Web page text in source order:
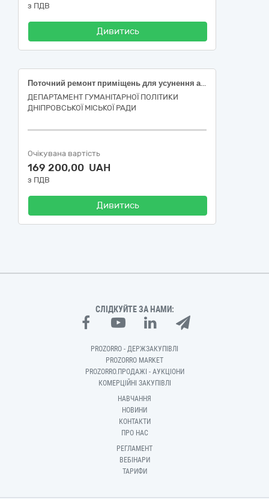
з ПДВ
Дивитись
Поточний ремонт приміщень для усунення аварії в будівлі Дніпровської гімназії № 77 Дніпровської міської ради за адресою: м. Дніпро, вул. Оксанченка Олександра, 29
ДЕПАРТАМЕНТ ГУМАНІТАРНОЇ ПОЛІТИКИ
ДНІПРОВСЬКОЇ МІСЬКОЇ РАДИ
Очікувана вартість
169 200,00 UAH
з ПДВ
Дивитись
СЛІДКУЙТЕ ЗА НАМИ:
PROZORRO - ДЕРЖЗАКУПІВЛІ
PROZORRO MARKET
PROZORRO.ПРОДАЖІ - АУКЦІОНИ
КОМЕРЦІЙНІ ЗАКУПІВЛІ
НАВЧАННЯ
НОВИНИ
КОНТАКТИ
ПРО НАС
РЕГЛАМЕНТ
ВЕБІНАРИ
ТАРИФИ